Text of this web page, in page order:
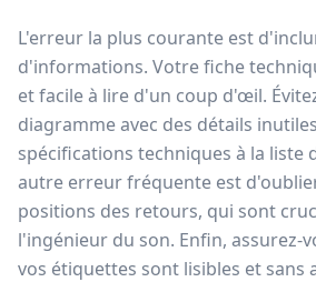
L'erreur la plus courante est
d'informations. Votre fiche
et facile à lire d'un coup d'œil.
diagramme avec des détails
spécifications techniques à la liste
autre erreur fréquente est
positions des retours, qui sont
l'ingénieur du son. Enfin, assurez-
vos étiquettes sont lisibles et sans